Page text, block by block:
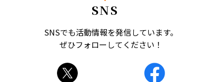
SNS
SNSでも活動情報を発信しています。
ぜひフォローしてください！